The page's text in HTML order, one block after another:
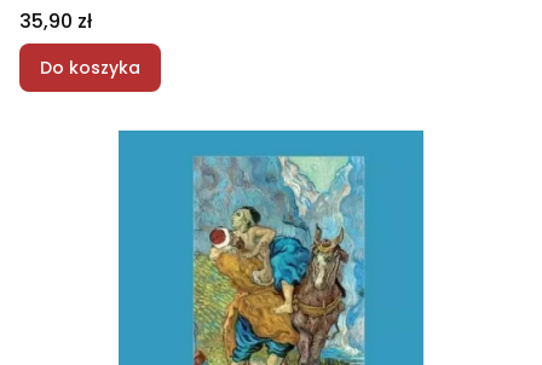
Cena
35,90 zł
Do koszyka